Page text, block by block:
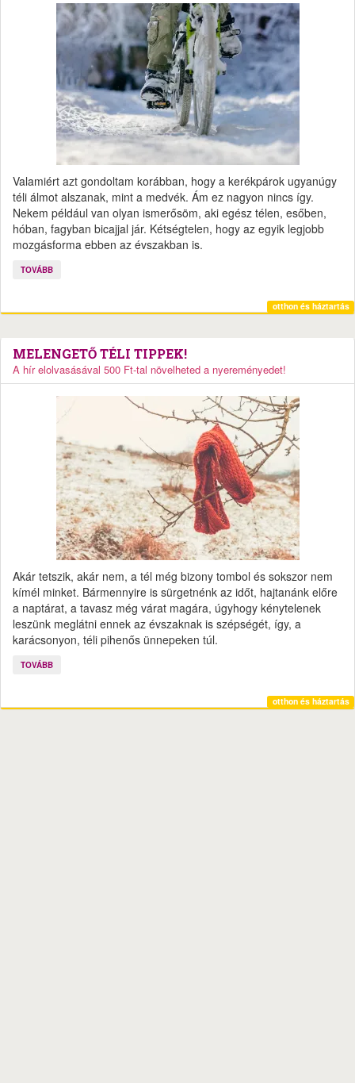
Valamiért azt gondoltam korábban, hogy a kerékpárok ugyanúgy
téli álmot alszanak, mint a medvék. Ám ez nagyon nincs így.
Nekem például van olyan ismerősöm, aki egész télen, esőben,
hóban, fagyban bicajjal jár. Kétségtelen, hogy az egyik legjobb
mozgásforma ebben az évszakban is.
TOVÁBB
otthon és háztartás
MELENGETŐ TÉLI TIPPEK!
A hír elolvasásával 500 Ft-tal növelheted a nyereményedet!
Akár tetszik, akár nem, a tél még bizony tombol és sokszor nem
kímél minket. Bármennyire is sürgetnénk az időt, hajtanánk előre
a naptárat, a tavasz még várat magára, úgyhogy kénytelenek
leszünk meglátni ennek az évszaknak is szépségét, így, a
karácsonyon, téli pihenős ünnepeken túl.
TOVÁBB
otthon és háztartás